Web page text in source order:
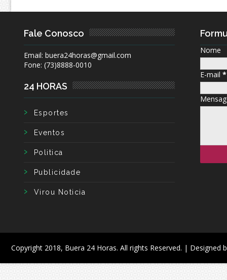
Fale Conosco
Email: buera24horas@gmail.com
Fone: (73)8888-0010
24 HORAS
Esportes
Eventos
Politica
Publicidade
Virou Noticia
Nome
E-mail *
Copyright 2018, Buera 24 Horas. All rights Reserved. | Designed